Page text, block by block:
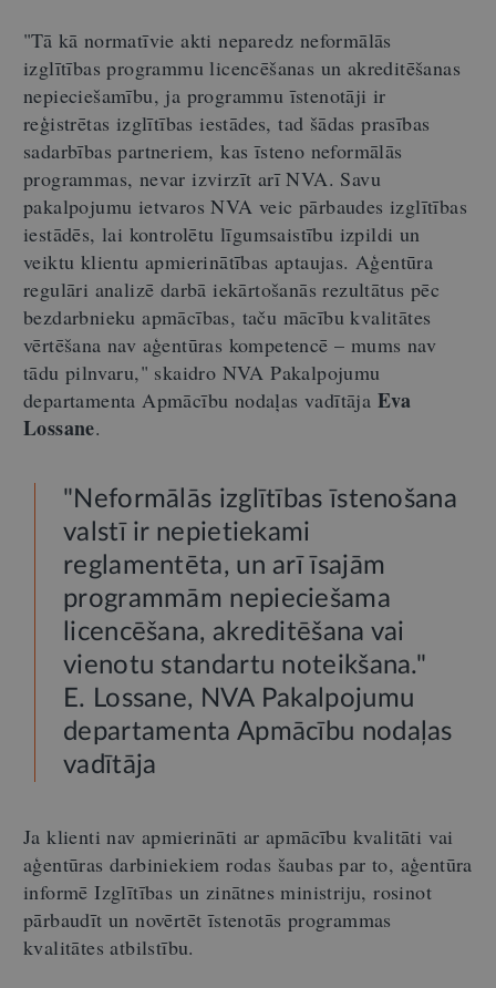
"Tā kā normatīvie akti neparedz neformālās
izglītības programmu licencēšanas un akreditēšanas
nepieciešamību, ja programmu īstenotāji ir
reģistrētas izglītības iestādes, tad šādas prasības
sadarbības partneriem, kas īsteno neformālās
programmas, nevar izvirzīt arī NVA. Savu
pakalpojumu ietvaros NVA veic pārbaudes izglītības
iestādēs, lai kontrolētu līgumsaistību izpildi un
veiktu klientu apmierinātības aptaujas. Aģentūra
regulāri analizē darbā iekārtošanās rezultātus pēc
bezdarbnieku apmācības, taču mācību kvalitātes
vērtēšana nav aģentūras kompetencē – mums nav
tādu pilnvaru," skaidro NVA Pakalpojumu
departamenta Apmācību nodaļas vadītāja Eva
Lossane.
"Neformālās izglītības īstenošana
valstī ir nepietiekami
reglamentēta, un arī īsajām
programmām nepieciešama
licencēšana, akreditēšana vai
vienotu standartu noteikšana."
E. Lossane, NVA Pakalpojumu
departamenta Apmācību nodaļas
vadītāja
Ja klienti nav apmierināti ar apmācību kvalitāti vai
aģentūras darbiniekiem rodas šaubas par to, aģentūra
informē Izglītības un zinātnes ministriju, rosinot
pārbaudīt un novērtēt īstenotās programmas
kvalitātes atbilstību.